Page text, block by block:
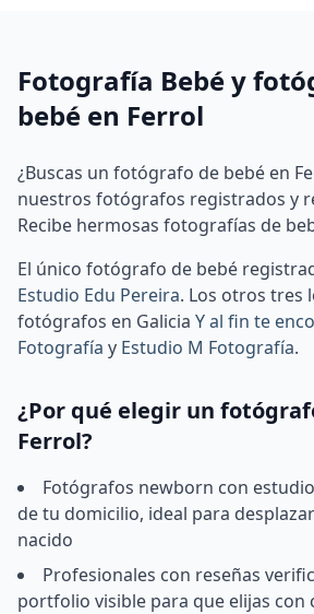
Fotografía Bebé y
bebé en Ferrol
¿Buscas un fotógrafo de bebé en
nuestros fotógrafos registrados y
Recibe hermosas fotografías de
El único fotógrafo de bebé
Estudio Edu Pereira. Los otros tres
fotógrafos en Galicia Y al fin te
Fotografía y Estudio M Fotografía.
¿Por qué elegir un
Ferrol?
Fotógrafos newborn con
de tu domicilio, ideal para
nacido
Profesionales con reseñas
portfolio visible para que elijas con